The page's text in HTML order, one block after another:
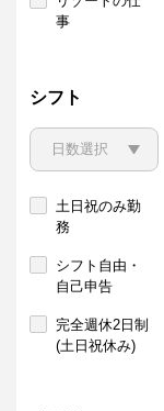
事
シフト
土日祝のみ勤
務
シフト自由・
自己申告
完全週休2日制
(土日祝休み)